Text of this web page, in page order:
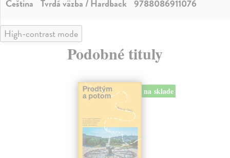
Čeština Tvrdá väzba / Hardback 9788086911076
High-contrast mode
Podobné tituly